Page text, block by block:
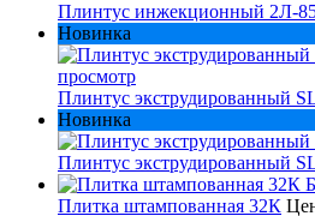
Плинтус инжекционный 2Л-
Новинка
просмотр
Плинтус экструдированный
Новинка
Плинтус экструдированный
Плитка штампованная 32К